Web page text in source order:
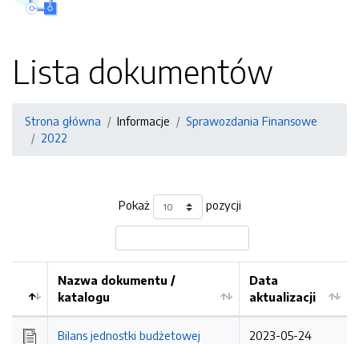
Lista dokumentów
Strona główna Informacje
Sprawozdania Finansowe
2022
Pokaż pozycji
Nazwa dokumentu /
katalogu
Data
aktualizacji
Bilans jednostki budżetowej
2023-05-24